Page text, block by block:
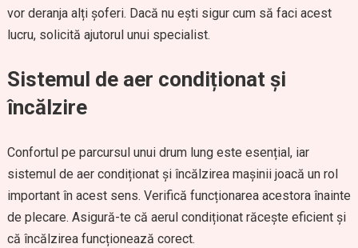
vor deranja alți șoferi. Dacă nu ești sigur cum să faci acest
lucru, solicită ajutorul unui specialist.
Sistemul de aer condiționat și
încălzire
Confortul pe parcursul unui drum lung este esențial, iar
sistemul de aer condiționat și încălzirea mașinii joacă un rol
important în acest sens. Verifică funcționarea acestora înainte
de plecare. Asigură-te că aerul condiționat răcește eficient și
că încălzirea funcționează corect.